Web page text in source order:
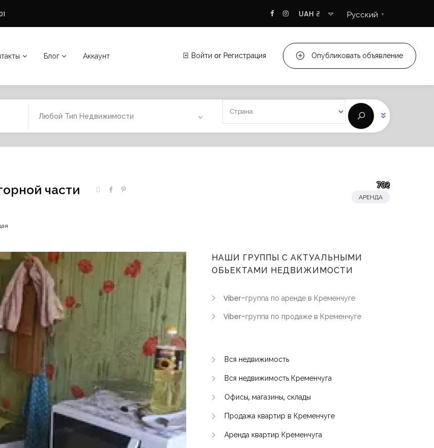
UAH ₴ Русский ▼
Блог Аккаунт Войти or Регистрация Опубликовать объявление
Любой Тип Недвижимости
части 70₴
АРЕНДА
НАШИ ГРУППЫ С АКТУАЛЬНЫМИ
ОБЬЕКТАМИ НЕДВИЖИМОСТИ
Viber-группа по аренде в Кременчуге
Viber-группа по продаже в Кременчуге
Вся недвижимость
Вся недвижимость Кременчуга
Офисы, магазины, склады
Продажа квартир в Кременчуге
Аренда квартир Кременчуга